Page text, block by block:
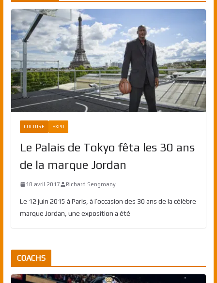
CULTURE EXPO
Le Palais de Tokyo fêta les 30 ans
de la marque Jordan
18 avril 2017 Richard Sengmany
Le 12 juin 2015 à Paris, à l’occasion des 30 ans de la célèbre
marque Jordan, une exposition a été
COACHS